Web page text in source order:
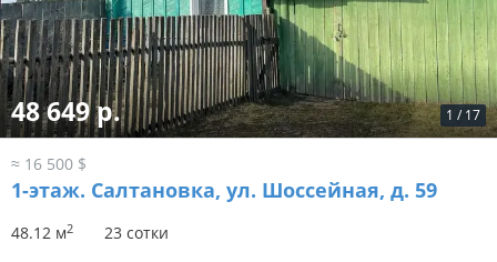
1 / 17
48 649 р.
≈ 16 500 $
1-этаж. Салтановка, ул. Шоссейная, д. 59
48.12 м2 23 сотки